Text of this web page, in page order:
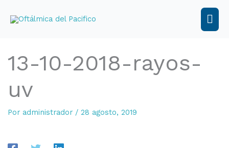
contenido
13-10-2018-rayos-
uv
Por administrador /28 agosto, 2019